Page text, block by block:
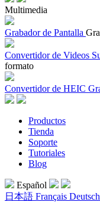
Multimedia
Grabador de Pantalla
Convertidor de Videos
formato
Convertidor de HEIC
Productos
Tienda
Soporte
Tutoriales
Blog
Español
日本語 Français Deutsch